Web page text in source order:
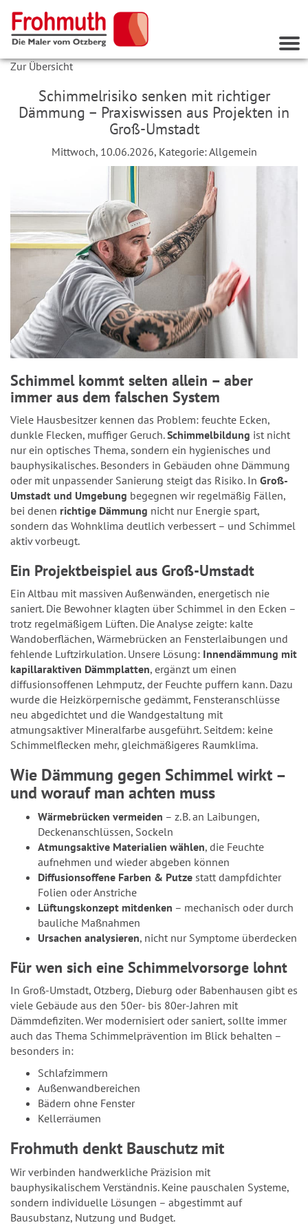
Zur Übersicht
Schimmelrisiko senken mit richtiger
Dämmung – Praxiswissen aus Projekten in
Groß-Umstadt
Mittwoch, 10.06.2026, Kategorie:Allgemein
Schimmel kommt selten allein – aber
immer aus dem falschen System
Viele Hausbesitzer kennen das Problem: feuchte Ecken,
dunkle Flecken, muffiger Geruch.Schimmelbildung ist nicht
nur ein optisches Thema, sondern ein hygienisches und
bauphysikalisches. Besonders in Gebäuden ohne Dämmung
oder mit unpassender Sanierung steigt das Risiko. In Groß-
Umstadt und Umgebung begegnen wir regelmäßig Fällen,
bei denen richtige Dämmung nicht nur Energie spart,
sondern das Wohnklima deutlich verbessert – und Schimmel
aktiv vorbeugt.
Ein Projektbeispiel aus Groß-Umstadt
Ein Altbau mit massiven Außenwänden, energetisch nie
saniert. Die Bewohner klagten über Schimmel in den Ecken –
trotz regelmäßigem Lüften. Die Analyse zeigte: kalte
Wandoberflächen, Wärmebrücken an Fensterlaibungen und
fehlende Luftzirkulation. Unsere Lösung: Innendämmung mit
kapillaraktiven Dämmplatten, ergänzt um einen
diffusionsoffenen Lehmputz, der Feuchte puffern kann. Dazu
wurde die Heizkörpernische gedämmt, Fensteranschlüsse
neu abgedichtet und die Wandgestaltung mit
atmungsaktiver Mineralfarbe ausgeführt. Seitdem: keine
Schimmelflecken mehr, gleichmäßigeres Raumklima.
Wie Dämmung gegen Schimmel wirkt –
und worauf man achten muss
Wärmebrücken vermeiden – z.B. an Laibungen,
Deckenanschlüssen, Sockeln
Atmungsaktive Materialien wählen, die Feuchte
aufnehmen und wieder abgeben können
Diffusionsoffene Farben & Putze statt dampfdichter
Folien oder Anstriche
Lüftungskonzept mitdenken – mechanisch oder durch
bauliche Maßnahmen
Ursachen analysieren, nicht nur Symptome überdecken
Für wen sich eine Schimmelvorsorge lohnt
In Groß-Umstadt, Otzberg, Dieburg oder Babenhausen gibt es
viele Gebäude aus den 50er- bis 80er-Jahren mit
Dämmdefiziten. Wer modernisiert oder saniert, sollte immer
auch das Thema Schimmelprävention im Blick behalten –
besonders in:
Schlafzimmern
Außenwandbereichen
Bädern ohne Fenster
Kellerräumen
Frohmuth denkt Bauschutz mit
Wir verbinden handwerkliche Präzision mit
bauphysikalischem Verständnis. Keine pauschalen Systeme,
sondern individuelle Lösungen – abgestimmt auf
Bausubstanz, Nutzung und Budget.